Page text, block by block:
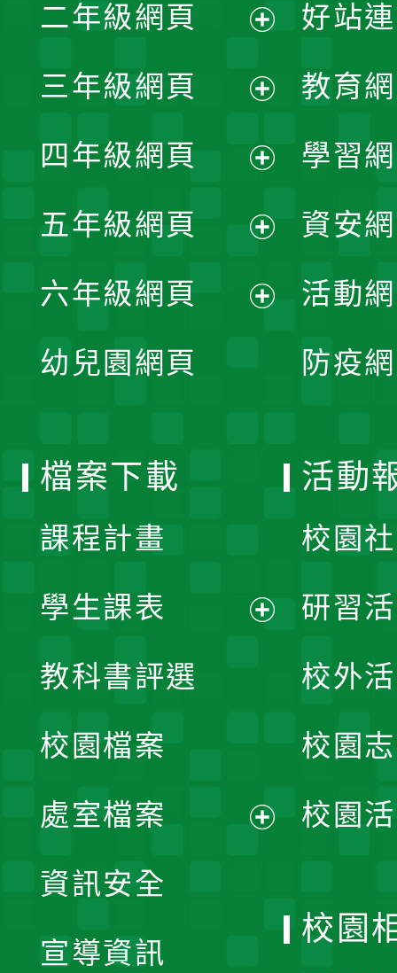
開
選
單
二年級網頁
開
選
單
三年級網頁
開
選
單
四年級網頁
開
選
五年級網頁
開
六年級網頁
幼兒園網頁
好站
教育
學習
資安
活動
防疫
檔案下載
課程計畫
學生課表
單
教科書評選
校園檔案
處室檔案
資訊安全
宣導資訊
活動
校園
研習
校外
校園
校園
校園